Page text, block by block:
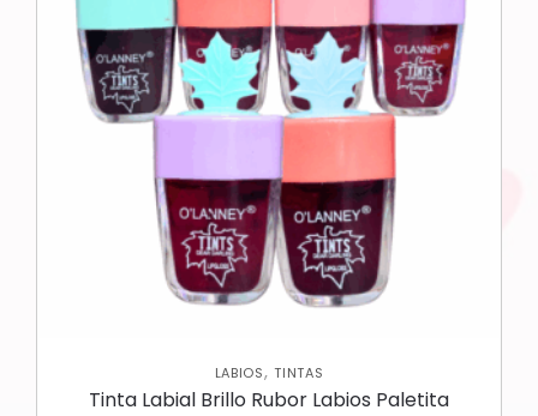
LABIOS,TINTAS
Tinta Labial Brillo Rubor Labios Paletita